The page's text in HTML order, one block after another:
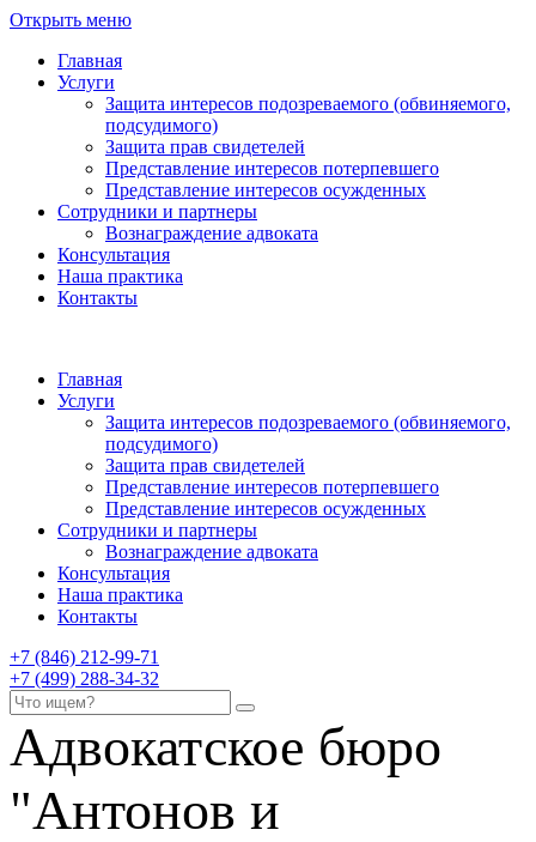
Открыть меню
Главная
Услуги
Защита интересов подозреваемого (обвиняемого,
подсудимого)
Защита прав свидетелей
Представление интересов потерпевшего
Представление интересов осужденных
Сотрудники и партнеры
Вознаграждение адвоката
Консультация
Наша практика
Контакты
Главная
Услуги
Защита интересов подозреваемого (обвиняемого,
подсудимого)
Защита прав свидетелей
Представление интересов потерпевшего
Представление интересов осужденных
Сотрудники и партнеры
Вознаграждение адвоката
Консультация
Наша практика
Контакты
+7 (846) 212-99-71
+7 (499) 288-34-32
Адвокатское бюро
"Антонов и